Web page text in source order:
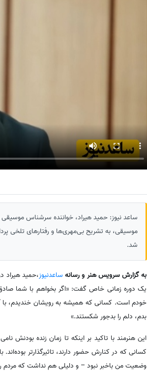
ساعد نیوز: حمید هیراد، خواننده سرشناس موسیقی
موسیقی، به تشریح بی‌مهری‌ها و رفتارهای تلخی
شد.
به گزارش سرویس هنر و رسانه ساعدنیوز،حمید هیراد
یک دوره زمانی خاص گفت: «اگر بخواهم با شما
خودم است. کسانی که همیشه به رویشان خندیدم، با
بدم، دلم را بدجور شکستند.»
این هنرمند با تاکید بر اینکه تا زمان زنده بودنش
کسانی که در کنارش حضور دارند، تاثیرگذارتر
وضعیت من باخبر نبود – و دلیلی هم نداشت که مردم